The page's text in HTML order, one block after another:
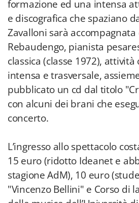
formazione ed una intensa
e discografica che spaziano
Zavalloni sarà
Rebaudengo, pianista
classica (classe 1972),
intensa e trasversale,
pubblicato un cd dal titolo
con alcuni dei brani che
concerto.
L’ingresso allo spettacolo
15 euro (ridotto Ideanet e
stagione AdM), 10 euro
"Vincenzo Bellini" e Corso di